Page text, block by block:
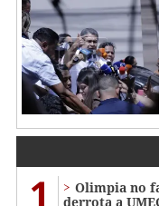
1
Olimpia no
derrota a